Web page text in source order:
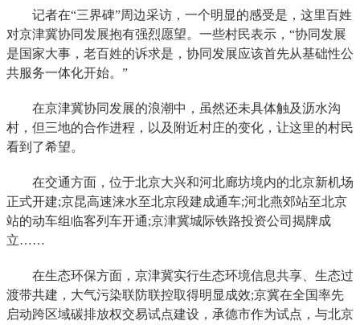
记者在“三界碑”周边采访，一个明显的感受是，这里百姓
对京津冀协同发展抱有强烈愿望。一些村民表示，“协同发展
是国家大事，老百姓的诉求是，协同发展应该首先从基础性公
共服务一体化开始。”
在京津冀协同发展的浪潮中，虽然还未具体触及沥水沟
村，但三地的合作进程，以及附近村庄的变化，让这里的村民
看到了希望。
在交通方面，位于北京大兴和河北廊坊境内的北京新机场
正式开建;京昆高速涞水至北京段建成通车;河北燕郊站至北京
站的动车组临客列车开通;京津冀城际铁路投资公司揭牌成
立……
在生态环保方面，京津冀实行生态环境信息共享、生态过
渡带共建，大气污染联防联控取得明显成效;京冀在全国率先
启动跨区域碳排放权交易试点建设，承德市作为试点，与北京